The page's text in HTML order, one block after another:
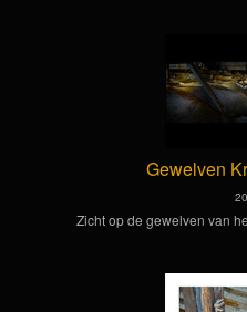
Gewelven
Zicht op de gewelven van